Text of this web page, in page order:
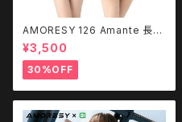
AMORESY 126 Amante 長袖
水着（フロントジップ）
¥3,500
30%OFF